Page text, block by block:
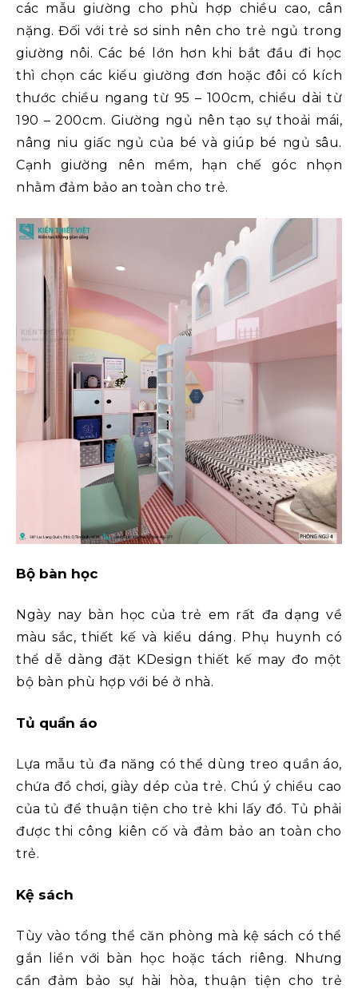
các mẫu giường cho phù hợp chiều cao, cân
nặng. Đối với trẻ sơ sinh nên cho trẻ ngủ trong
giường nôi. Các bé lớn hơn khi bắt đầu đi học
thì chọn các kiểu giường đơn hoặc đôi có kích
thước chiều ngang từ 95 – 100cm, chiều dài từ
190 – 200cm. Giường ngủ nên tạo sự thoải mái,
nâng niu giấc ngủ của bé và giúp bé ngủ sâu.
Cạnh giường nên mềm, hạn chế góc nhọn
nhằm đảm bảo an toàn cho trẻ.
Bộ bàn học
Ngày nay bàn học của trẻ em rất đa dạng về
màu sắc, thiết kế và kiểu dáng. Phụ huynh có
thể dễ dàng đặt KDesign thiết kế may đo một
bộ bàn phù hợp với bé ở nhà.
Tủ quần áo
Lựa mẫu tủ đa năng có thể dùng treo quần áo,
chứa đồ chơi, giày dép của trẻ. Chú ý chiều cao
của tủ để thuận tiện cho trẻ khi lấy đồ. Tủ phải
được thi công kiên cố và đảm bảo an toàn cho
trẻ.
Kệ sách
Tùy vào tổng thể căn phòng mà kệ sách có thể
gắn liền với bàn học hoặc tách riêng. Nhưng
cần đảm bảo sự hài hòa, thuận tiện cho trẻ